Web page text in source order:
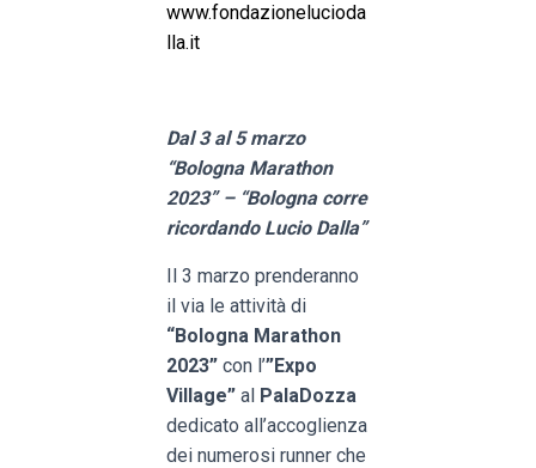
www.fondazionelucioda
lla.it
Dal 3 al 5 marzo
“Bologna Marathon
2023” – “Bologna corre
ricordando Lucio Dalla”
Il 3 marzo prenderanno
il via le attività di
“Bologna Marathon
2023” con l’”Expo
Village” al PalaDozza
dedicato all’accoglienza
dei numerosi runner che